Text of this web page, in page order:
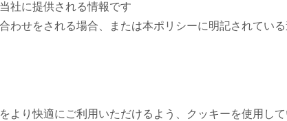
社に提供される情報です
わせをされる場合、または本ポリシーに明記されてい
より快適にご利用いただけるよう、クッキーを使用し